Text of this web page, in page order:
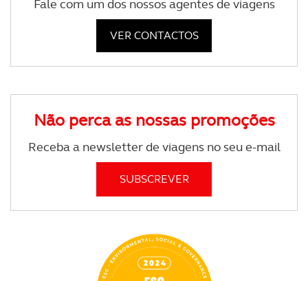
Fale com um dos nossos agentes de viagens
VER CONTACTOS
Não perca as nossas promoções
Receba a newsletter de viagens no seu e-mail